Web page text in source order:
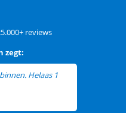
reviews
zegt:
Helaas 1